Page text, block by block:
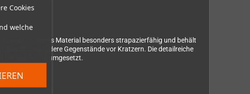
Cookies
welche
ist dieses Material besonders strapazierfähig und behält
andere Gegenstände vor Kratzern. Die detailreiche
Detail liebevoll umgesetzt.